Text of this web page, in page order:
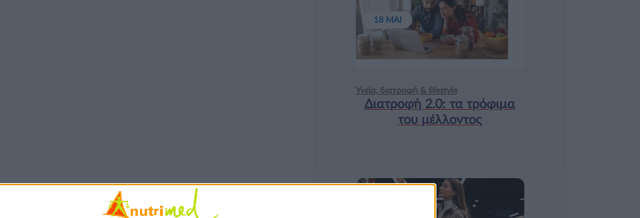
Υγεία, διατροφή & lifestyle
Διατροφή 2.0: τα τρόφιμα
του μέλλοντος
18 ΜΑΙ